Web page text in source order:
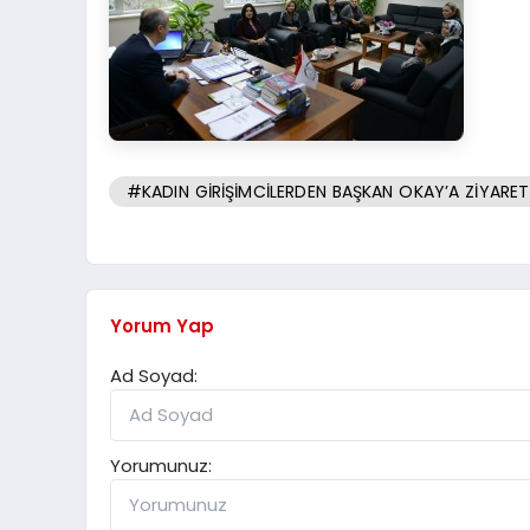
#KADIN GİRİŞİMCİLERDEN BAŞKAN OKAY’A ZİYARET
Yorum Yap
Ad Soyad:
Yorumunuz: